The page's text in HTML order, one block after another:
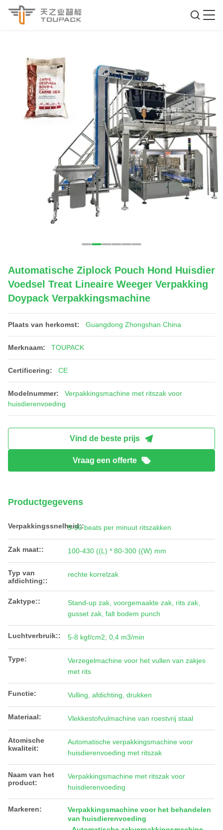
Automatische Ziplock Pouch Hond Huisdier
Voedsel Treat Lineaire Weeger Verpakking
Doypack Verpakkingsmachine
Plaats van herkomst: Guangdong Zhongshan China
Merknaam: TOUPACK
Certificering: CE
Modelnummer:
Verpakkingsmachine met ritszak voor
huisdierenvoeding
Vind de beste prijs
Vraag een offerte
Productgegevens
Verpakkingssnelheid::5-30 beats per minuut ritszakken
Zak maat:: 100-430 ((L) * 80-300 ((W) mm
Typ van
afdichting::
rechte korrelzak
Zaktype::
Stand-up zak, voorgemaakte zak, rits zak,
gusset zak, falt bodem punch
Luchtverbruik:: 5-8 kgf/cm2; 0,4 m3/min
Type:
Verzegelmachine voor het vullen van zakjes
met rits
Functie: Vulling, afdichting, drukken
Materiaal: Vlekkestofvulmachine van roestvrij staal
Atomische
kwaliteit:
Automatische verpakkingsmachine voor
huisdierenvoeding met ritszak
Naam van het
product:
Verpakkingsmachine met ritszak voor
huisdierenvoeding
Markeren:
Verpakkingsmachine voor het behandelen
van huisdierenvoeding